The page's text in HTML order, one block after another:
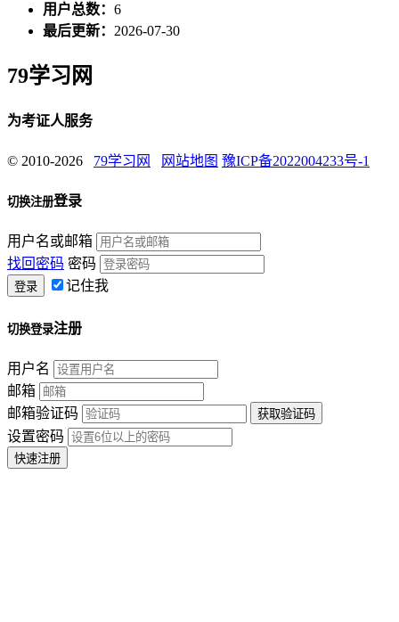
用户总数： 6
最后更新： 2026-07-30
79学习网
为考证人服务
© 2010-2026 79学习网 网站地图 豫ICP备2022004233号-1
切换注册登录
用户名或邮箱
找回密码 密码
记住我
切换登录注册
用户名
邮箱
邮箱验证码
设置密码